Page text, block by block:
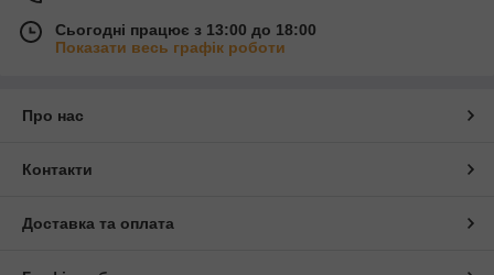
Сьогодні працює з 13:00 до 18:00
Показати весь графік роботи
Про нас
Контакти
Доставка та оплата